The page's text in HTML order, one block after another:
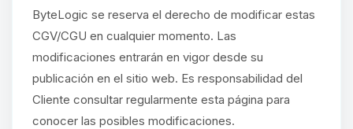
ByteLogic se reserva el derecho de modificar estas
CGV/CGU en cualquier momento. Las
modificaciones entrarán en vigor desde su
publicación en el sitio web. Es responsabilidad del
Cliente consultar regularmente esta página para
conocer las posibles modificaciones.